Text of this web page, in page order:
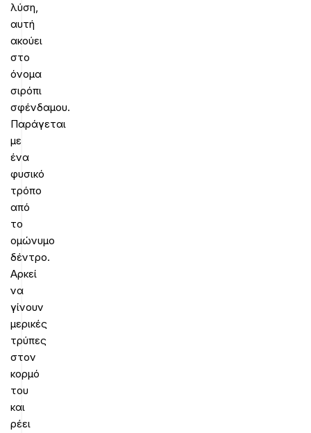
λύση,
αυτή
ακούει
στο
όνομα
σιρόπι
σφένδαμου.
Παράγεται
με
ένα
φυσικό
τρόπο
από
το
ομώνυμο
δέντρο.
Αρκεί
να
γίνουν
μερικές
τρύπες
στον
κορμό
του
και
ρέει